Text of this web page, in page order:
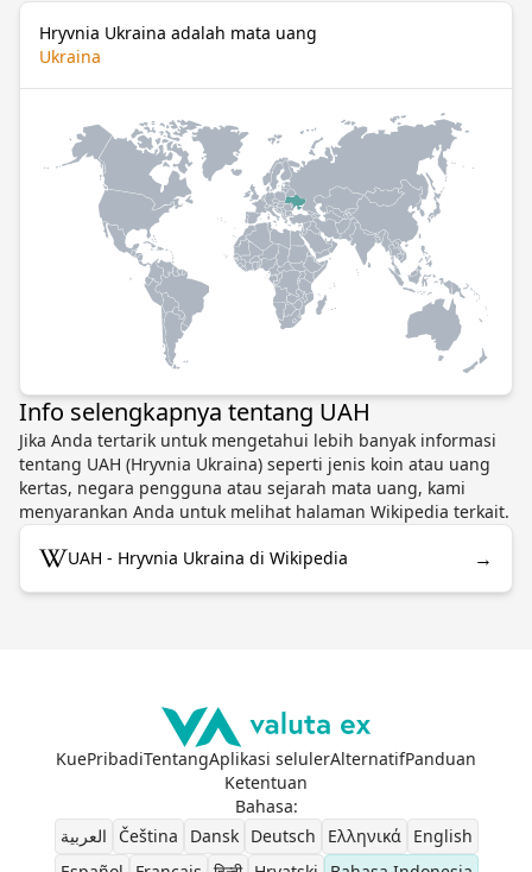
Hryvnia Ukraina adalah mata uang
Ukraina
Info selengkapnya tentang UAH
Jika Anda tertarik untuk mengetahui lebih banyak informasi
tentang UAH (Hryvnia Ukraina) seperti jenis koin atau uang
kertas, negara pengguna atau sejarah mata uang, kami
menyarankan Anda untuk melihat halaman Wikipedia terkait.
UAH - Hryvnia Ukraina di Wikipedia →
KuePribadiTentangAplikasi selulerAlternatifPanduan
Ketentuan
Bahasa:
العربية
Čeština Dansk Deutsch Ελληνικά
English